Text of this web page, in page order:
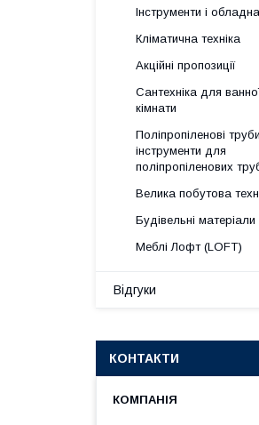
Інструменти і
Кліматична техніка
Акційні пропозиції
Сантехніка для
кімнати
Поліпропіленові
інструменти для
поліпропіленових
Велика побутова
Будівельні матеріали
Меблі Лофт (LOFT)
Відгуки
КОНТАКТИ